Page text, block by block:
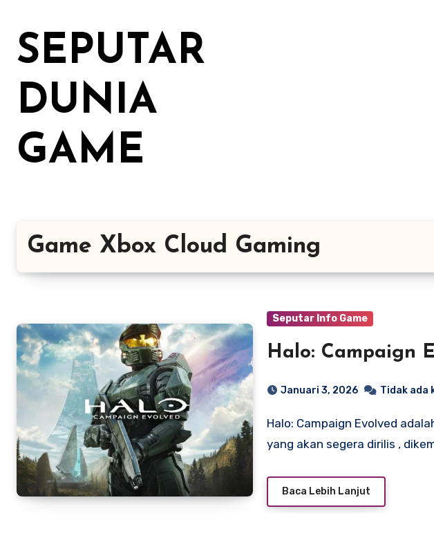
kontenSEPUTAR
DUNIA
GAME
Game Xbox Cloud Gaming
Seputar Info Game
Halo: Campaign
Januari 3, 2026 Tidak ada
Halo: Campaign Evolved adalah game first-person shooter
yang akan segera dirilis ,
Baca Lebih Lanjut